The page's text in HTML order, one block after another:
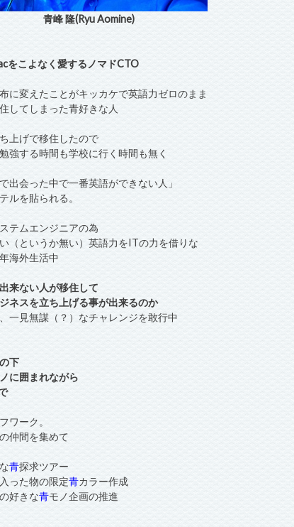
青峰 隆(Ryu Aomine)
をこよなく愛するノマドCTO
に変えたことがキッカケで英語力ゼロのまま
してしまった青好きな人
上げで移住したので
強する時間も学校に行く時間も無く
で出会った中で一番英語ができない人」
ルを貼られる。
テムエンジニアの為
（というか無い）英語力をITの力を借りな
海外生活中
来ない人が移住して
ネスを立ち上げる事が出来るのか
一見無謀（？）なチャレンジを敢行中
下
に囲まれながら
ワーク。
仲間を集めて
青探求ツアー
った物の限定青カラー作成
好きな青モノ企画の推進